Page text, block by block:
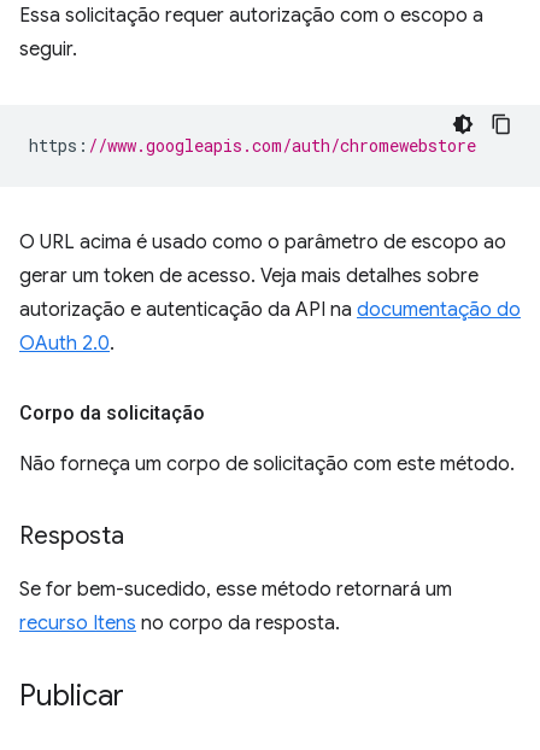
Essa solicitação requer autorização com o escopo a
seguir.
https : //www.googleapis.com/auth/chromewebstore
O URL acima é usado como o parâmetro de escopo ao
gerar um token de acesso. Veja mais detalhes sobre
autorização e autenticação da API na documentação do
OAuth 2.0.
Corpo da solicitação
Não forneça um corpo de solicitação com este método.
Resposta
Se for bem-sucedido, esse método retornará um
recurso Itens no corpo da resposta.
Publicar